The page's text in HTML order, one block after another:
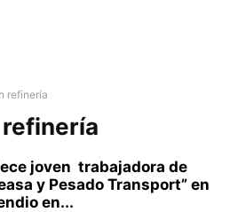
refinería
joven trabajadora de
y Pesado Transport” en
en...